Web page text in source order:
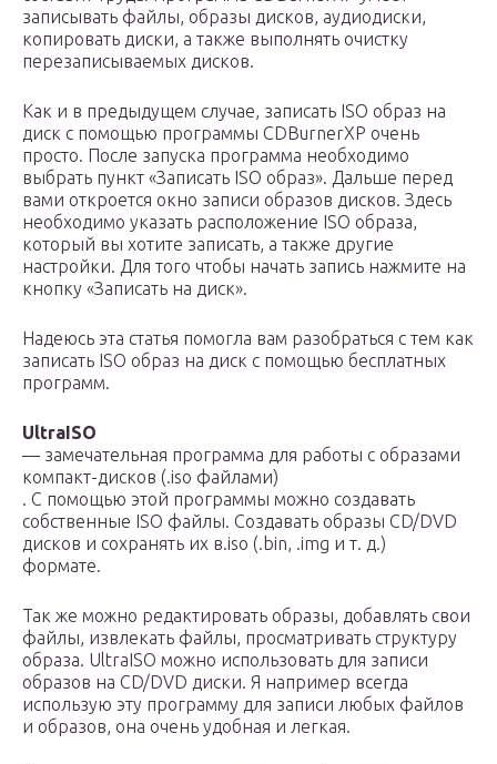
записывать файлы, образы дисков, аудиодиски,
копировать диски, а также выполнять очистку
перезаписываемых дисков.
Как и в предыдущем случае, записать ISO образ на
диск с помощью программы CDBurnerXP очень
просто. После запуска программа необходимо
выбрать пункт «Записать ISO образ». Дальше перед
вами откроется окно записи образов дисков. Здесь
необходимо указать расположение ISO образа,
который вы хотите записать, а также другие
настройки. Для того чтобы начать запись нажмите на
кнопку «Записать на диск».
Надеюсь эта статья помогла вам разобраться с тем как
записать ISO образ на диск с помощью бесплатных
программ.
UltraISO
— замечательная программа для работы с образами
компакт-дисков (.iso файлами)
. С помощью этой программы можно создавать
собственные ISO файлы. Создавать образы CD/DVD
дисков и сохранять их в.iso (.bin, .img и т. д.)
формате.
Так же можно редактировать образы, добавлять свои
файлы, извлекать файлы, просматривать структуру
образа. UltraISO можно использовать для записи
образов на CD/DVD диски. Я например всегда
использую эту программу для записи любых файлов
и образов, она очень удобная и легкая.